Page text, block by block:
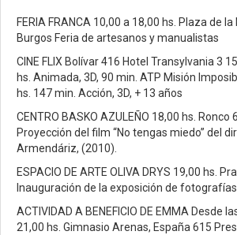
FERIA FRANCA 10,00 a 18,00 hs. Plaza de
Burgos Feria de artesanos y manualistas
CINE FLIX Bolívar 416 Hotel Transylvania 3
hs. Animada, 3D, 90 min. ATP Misión
hs. 147 min. Acción, 3D, + 13 años
CENTRO BASKO AZULEÑO 18,00 hs. Ronco
Proyección del film “No tengas miedo” del
Armendáriz, (2010).
ESPACIO DE ARTE OLIVA DRYS 19,00 hs.
Inauguración de la exposición de
ACTIVIDAD A BENEFICIO DE EMMA Desde
21,00 hs. Gimnasio Arenas, España 615